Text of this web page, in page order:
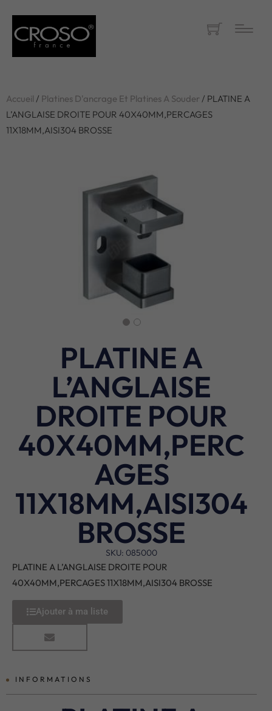
Accueil / Platines D'ancrage Et Platines A Souder/ PLATINE A
L’ANGLAISE DROITE POUR 40X40MM,PERCAGES
11X18MM,AISI304 BROSSE
PLATINE A
L’ANGLAISE
DROITE POUR
40X40MM,PERC
AGES
11X18MM,AISI304
BROSSE
SKU: 085000
PLATINE A L’ANGLAISE DROITE POUR
40X40MM,PERCAGES 11X18MM,AISI304 BROSSE
Ajouter à ma liste
INFORMATIONS